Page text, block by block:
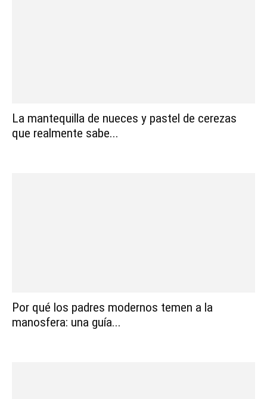
La mantequilla de nueces y pastel de cerezas
que realmente sabe...
Por qué los padres modernos temen a la
manosfera: una guía...